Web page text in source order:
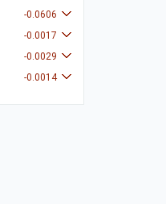
-0.0606
-0.0017
-0.0029
-0.0014